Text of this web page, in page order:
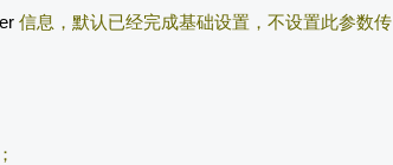
信息，默认已经完成基础设置，不设置此参数传